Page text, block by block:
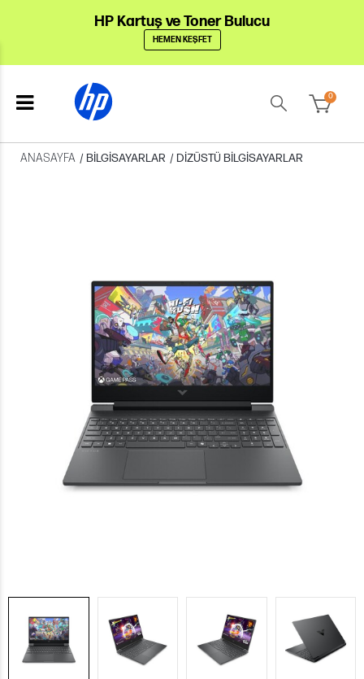
HP Kartuş ve Toner Bulucu
HEMEN KEŞFET
0
ANASAYFA /BILGISAYARLAR /DIZÜSTÜ BILGISAYARLAR